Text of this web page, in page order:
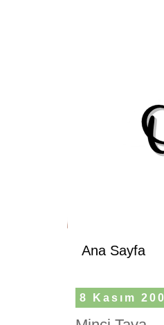
Ana Sayfa
8 Kasım